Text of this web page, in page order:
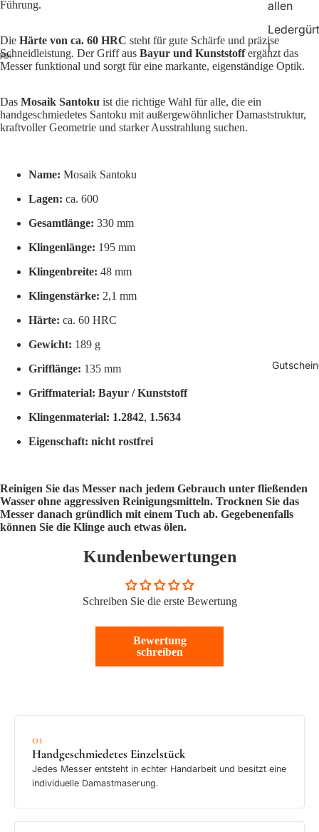
allen
l
Führung.
Die Härte von ca. 60 HRC steht für gute Schärfe und präzise
Schneidleistung. Der Griff aus Bayur und Kunststoffergänzt das
Messer funktional und sorgt für eine markante, eigenständige Optik.
Das Mosaik Santoku ist die richtige Wahl für alle, die ein
handgeschmiedetes Santoku mit außergewöhnlicher Damaststruktur,
kraftvoller Geometrie und starker Ausstrahlung suchen.
Name: Mosaik Santoku
Lagen: ca. 600
Gesamtlänge: 330 mm
Klingenlänge: 195 mm
Klingenbreite: 48 mm
Klingenstärke: 2,1 mm
Härte: ca. 60 HRC
Gewicht: 189 g
Grifflänge: 135 mm
Griffmaterial: Bayur / Kunststoff
Klingenmaterial: 1.2842, 1.5634
Eigenschaft: nicht rostfrei
Reinigen Sie das Messer nach jedem Gebrauch unter fließenden
Wasser ohne aggressiven Reinigungsmitteln. Trocknen Sie das
Messer danach gründlich mit einem Tuch ab. Gegebenenfalls
können Sie die Klinge auch etwas ölen.
Kundenbewertungen
Schreiben Sie die erste Bewertung
Bewertung
schreiben
01
Handgeschmiedetes Einzelstück
Jedes Messer entsteht in echter Handarbeit und besitzt eine
individuelle Damastmaserung.